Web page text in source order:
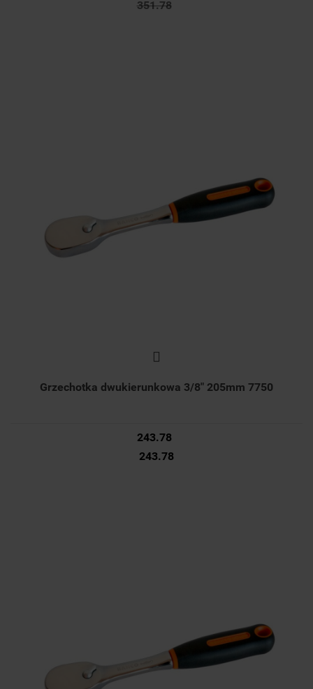
351.78
Grzechotka dwukierunkowa 3/8" 205mm 7750
243.78
243.78